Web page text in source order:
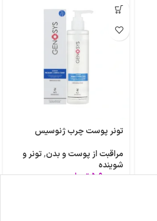
تونر پوست چرب ژنوسیس
مراقبت از پوست و بدن,تونر و
شوینده
۵,۹۰۰,۰۰۰تومان–